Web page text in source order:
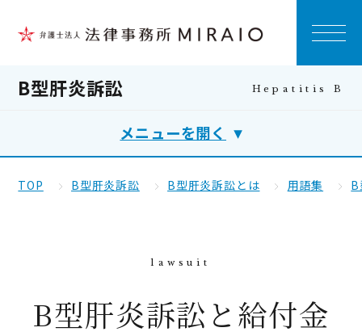
B型肝炎訴訟
メニューを開く
TOP B型肝炎訴訟 B型肝炎訴訟とは 用語集
B型肝炎訴訟と給付金